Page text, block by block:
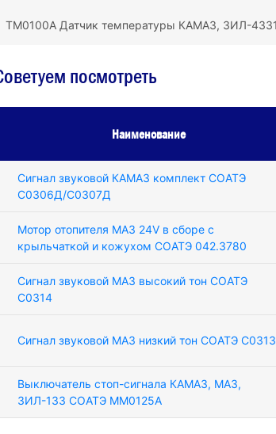
ТМ0100А Датчик температуры КАМАЗ, ЗИЛ-
посмотреть
Наименование
Сигнал звуковой КАМАЗ комплект СОАТЭ
С0306Д/С0307Д
Мотор отопителя МАЗ 24V в сборе с
крыльчаткой и кожухом СОАТЭ 042.3780
Сигнал звуковой МАЗ высокий тон СОАТЭ
С0314
Сигнал звуковой МАЗ низкий тон СОАТЭ С0313
Выключатель стоп-сигнала КАМАЗ, МАЗ,
ЗИЛ-133 СОАТЭ ММ0125А